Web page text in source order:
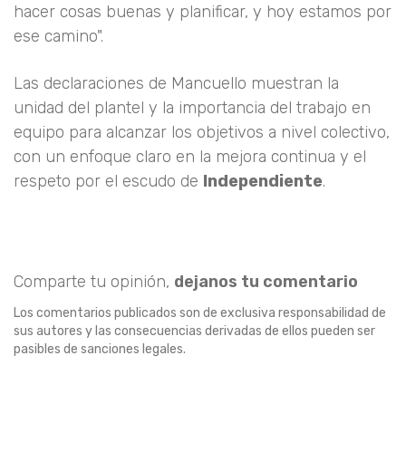
hacer cosas buenas y planificar, y hoy estamos por
ese camino".
Las declaraciones de Mancuello muestran la
unidad del plantel y la importancia del trabajo en
equipo para alcanzar los objetivos a nivel colectivo,
con un enfoque claro en la mejora continua y el
respeto por el escudo de Independiente.
Comparte tu opinión, dejanos tu comentario
Los comentarios publicados son de exclusiva responsabilidad de
sus autores y las consecuencias derivadas de ellos pueden ser
pasibles de sanciones legales.